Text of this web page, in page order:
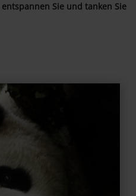
Sie und tanken Sie